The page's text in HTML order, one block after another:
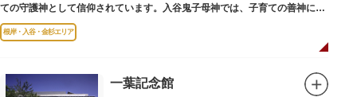
ての守護神として信仰されています。入谷鬼子母神では、子育ての善神にな
った由来からツノのない「おに」の文字を使っています。
根岸・入谷・金杉エリア
一葉記念館